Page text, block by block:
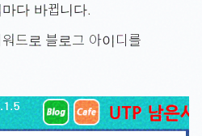
다 바뀝니다.
드로 블로그 아이디를